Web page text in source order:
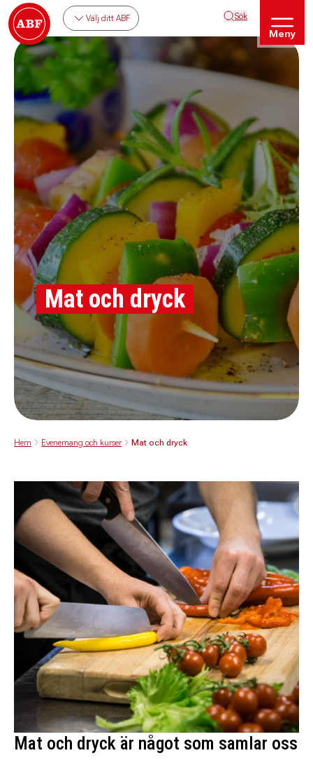
Välj ditt ABF Sök
Meny
Mat och dryck
Hem Evenemang och kurser Mat och dryck
Mat och dryck är något som samlar oss